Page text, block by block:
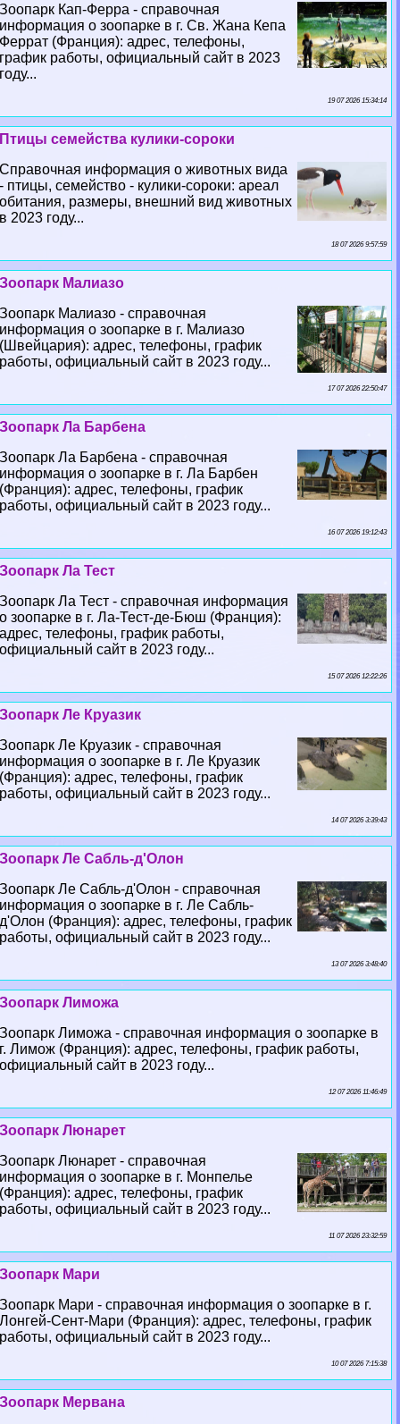
Зоопарк Кап-Ферра - справочная
информация о зоопарке в г. Св. Жана Кепа
Феррат (Франция): адрес, телефоны,
график работы, официальный сайт в 2023
году...
19 07 2026 15:34:14
Птицы семейства кулики-сороки
Справочная информация о животных вида
- птицы, семейство - кулики-сороки: ареал
обитания, размеры, внешний вид животных
в 2023 году...
18 07 2026 9:57:59
Зоопарк Малиазо
Зоопарк Малиазо - справочная
информация о зоопарке в г. Малиазо
(Швейцария): адрес, телефоны, график
работы, официальный сайт в 2023 году...
17 07 2026 22:50:47
Зоопарк Ла Барбена
Зоопарк Ла Барбена - справочная
информация о зоопарке в г. Ла Барбен
(Франция): адрес, телефоны, график
работы, официальный сайт в 2023 году...
16 07 2026 19:12:43
Зоопарк Ла Тест
Зоопарк Ла Тест - справочная информация
о зоопарке в г. Ла-Тест-де-Бюш (Франция):
адрес, телефоны, график работы,
официальный сайт в 2023 году...
15 07 2026 12:22:26
Зоопарк Ле Круазик
Зоопарк Ле Круазик - справочная
информация о зоопарке в г. Ле Круазик
(Франция): адрес, телефоны, график
работы, официальный сайт в 2023 году...
14 07 2026 3:39:43
Зоопарк Ле Сабль-д'Олон
Зоопарк Ле Сабль-д'Олон - справочная
информация о зоопарке в г. Ле Сабль-
д'Олон (Франция): адрес, телефоны, график
работы, официальный сайт в 2023 году...
13 07 2026 3:48:40
Зоопарк Лиможа
Зоопарк Лиможа - справочная информация о зоопарке в
г. Лимож (Франция): адрес, телефоны, график работы,
официальный сайт в 2023 году...
12 07 2026 11:46:49
Зоопарк Люнарет
Зоопарк Люнарет - справочная
информация о зоопарке в г. Монпелье
(Франция): адрес, телефоны, график
работы, официальный сайт в 2023 году...
11 07 2026 23:32:59
Зоопарк Мари
Зоопарк Мари - справочная информация о зоопарке в г.
Лонгeй-Сент-Мари (Франция): адрес, телефоны, график
работы, официальный сайт в 2023 году...
10 07 2026 7:15:38
Зоопарк Мервана